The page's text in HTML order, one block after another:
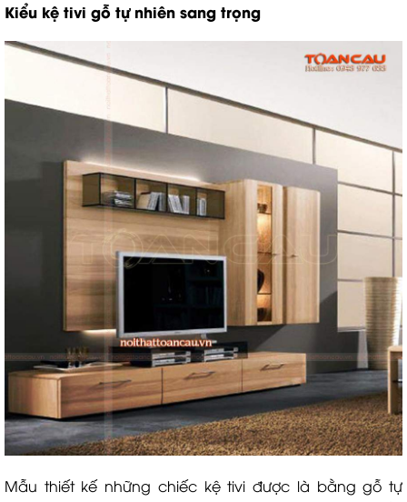
Kiểu kệ tivi gỗ tự nhiên sang trọng
Mẫu thiết kế những chiếc kệ tivi được là bằng gỗ tự